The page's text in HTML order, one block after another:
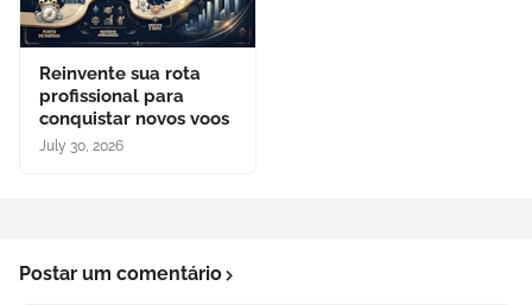
Reinvente sua rota
profissional para
conquistar novos voos
July 30, 2026
Postar um comentário